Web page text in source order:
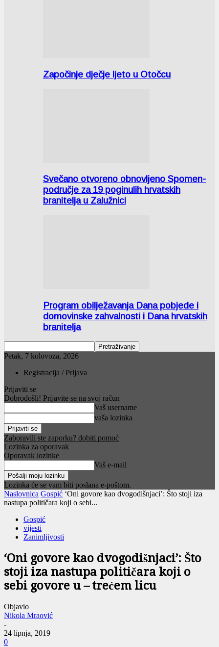
Započinje dječje ljeto u Otočcu
Svečano otvoreno obnovljeno Spomen-
područje za 19 poginulih hrvatskih
branitelja u Zalužnici
Program obilježavanja Dana pobjede i
domovinske zahvalnosti i Dana hrvatskih
branitelja
Petak, 7 kolovoza, 2026
Registracija / Prijava
Prijaviti se
Dobrodošli! Prijavite se na svoj račun
Vaš username
vaša lozinka
Zaboravili ste zaporku? dobiti pomoć
Lozinka za oporavak
Oporavak lozinke
Vaš e-mail
Lozinka će se vam biti poslana e-poštom.
Naslovnica Gospić ‘Oni govore kao dvogodišnjaci’: Što stoji iza
nastupa političara koji o sebi...
Gospić
vijesti
Zanimljivosti
‘Oni govore kao dvogodišnjaci’: Što
stoji iza nastupa političara koji o
sebi govore u – trećem licu
Objavio
Nikola Mraović
-
24 lipnja, 2019
0